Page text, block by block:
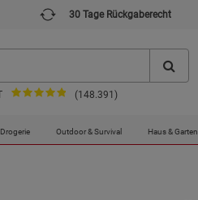
30 Tage Rückgaberecht
(148.391)
Drogerie Outdoor & Survival Haus & Garten